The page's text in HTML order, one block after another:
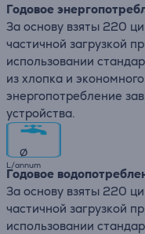
Годовое
За основу взяты 220
частичной загрузкой
использовании
из хлопка и
энергопотребление
устройства.
∅
L/annum
Годовое
За основу взяты 220
частичной загрузкой
использовании